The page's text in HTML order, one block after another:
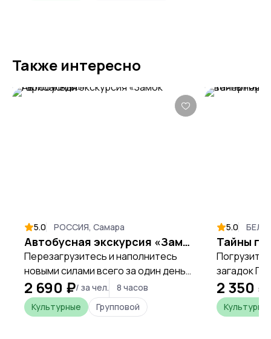
Также интересно
5.0 РОССИЯ, Самара
Автобусная экскурсия «Замок Гарибальди»
Перезагрузитесь и наполнитесь
новыми силами всего за один день,
открывая уникальные места
Самарской области.
2 690 ₽/ за чел.
8 часов
Культурные
Групповой
5.0
загадок
магии и
2 350 ₽